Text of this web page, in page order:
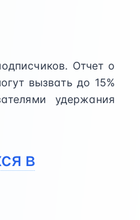
Отчет о
вызвать до 15%
удержания
в